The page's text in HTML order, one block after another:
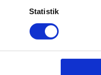
Statistik